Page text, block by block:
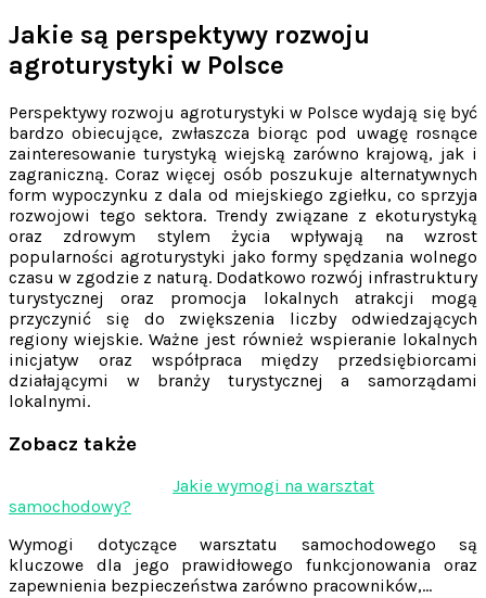
Jakie są perspektywy rozwoju
agroturystyki w Polsce
Perspektywy rozwoju agroturystyki w Polsce wydają się być
bardzo obiecujące, zwłaszcza biorąc pod uwagę rosnące
zainteresowanie turystyką wiejską zarówno krajową, jak i
zagraniczną. Coraz więcej osób poszukuje alternatywnych
form wypoczynku z dala od miejskiego zgiełku, co sprzyja
rozwojowi tego sektora. Trendy związane z ekoturystyką
oraz zdrowym stylem życia wpływają na wzrost
popularności agroturystyki jako formy spędzania wolnego
czasu w zgodzie z naturą. Dodatkowo rozwój infrastruktury
turystycznej oraz promocja lokalnych atrakcji mogą
przyczynić się do zwiększenia liczby odwiedzających
regiony wiejskie. Ważne jest również wspieranie lokalnych
inicjatyw oraz współpraca między przedsiębiorcami
działającymi w branży turystycznej a samorządami
lokalnymi.
Zobacz także
Jakie wymogi na warsztat
samochodowy?
Wymogi dotyczące warsztatu samochodowego są
kluczowe dla jego prawidłowego funkcjonowania oraz
zapewnienia bezpieczeństwa zarówno pracowników,…
wpisu